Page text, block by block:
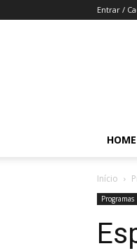
Entrar /
HOME
Início
Programas